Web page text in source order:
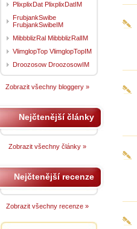
PlixplixDat PlixplixDatIM
FrubjankSwibe
FrubjankSwibeIM
MibbblizRal MibbblizRalIM
VlimglopTop VlimglopTopIM
Droozosow DroozosowIM
Zobrazit všechny bloggery »
Nejčtenější články
Zobrazit všechny články »
Nejčtenější recenze
Zobrazit všechny recenze »